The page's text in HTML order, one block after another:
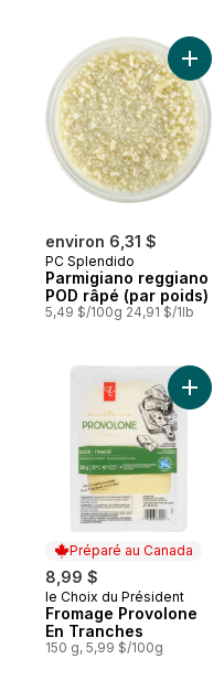
environ 6,31 $
PC Splendido
Parmigiano reggiano
POD râpé (par poids)
5,49 $/100g 24,91 $/1lb
Préparé au Canada
8,99 $
Préparé au Canada
le Choix du Président
Fromage Provolone
En Tranches
150 g, 5,99 $/100g